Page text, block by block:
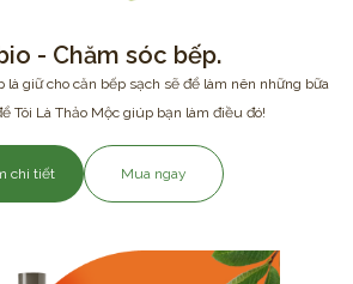
- Chăm sóc bếp.
là giữ cho căn bếp sạch sẽ để làm nên những bữa
Tôi Là Thảo Mộc giúp bạn làm điều đó!
chi tiết Mua ngay